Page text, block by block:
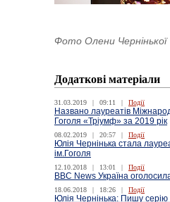
Фото Олени Чернінької
Додаткові матеріали
31.03.2019 | 09:11 | Події
Названо лауреатів
Гоголя «Тріумф» за 2019 рік
08.02.2019 | 20:57 | Події
Юлія Чернінька стала
ім.Гоголя
12.10.2018 | 13:01 | Події
ВВС News Україна
18.06.2018 | 18:26 | Події
Юлія Чернінька: Пишу